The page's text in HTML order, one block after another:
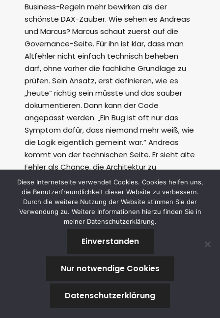
Business-Regeln mehr bewirken als der
schönste DAX-Zauber. Wie sehen es Andreas
und Marcus? Marcus schaut zuerst auf die
Governance-Seite. Für ihn ist klar, dass man
Altfehler nicht einfach technisch beheben
darf, ohne vorher die fachliche Grundlage zu
prüfen. Sein Ansatz, erst definieren, wie es
„heute“ richtig sein müsste und das sauber
dokumentieren. Dann kann der Code
angepasst werden. „Ein Bug ist oft nur das
Symptom dafür, dass niemand mehr weiß, wie
die Logik eigentlich gemeint war.“ Andreas
kommt von der technischen Seite. Er sieht alte
Fehler als Chance, die Architektur zu
verbessern. Für ihn ist jeder Fund ein
„Eintrittsticket“ in den Code, um aufzuräumen,
zu modularisieren und Abhängigkeiten zu
reduzieren. Sein Credo: „Wenn ich schon am
offenen Herzen operiere, dann auch gleich
den Bypass legen, der uns künftige Probleme
erspart.“ Beide wollen, dass am Ende
Fachlichkeit und Technik wieder
länger als heimliche Dokumentation herhalten
muss. Unsere drei Learnings 1. Transparenz vor
Diese Internetseite verwendet Cookies. Cookies helfen uns,
die Benutzerfreundlichkeit dieser Website zu verbessern.
Durch die weitere Nutzung der Website stimmen Sie der
Verwendung zu. Weitere Informationen hierzu finden Sie in
meiner Datenschutzerklärung.
Einverstanden
Nur notwendige Cookies
Datenschutzerklärung